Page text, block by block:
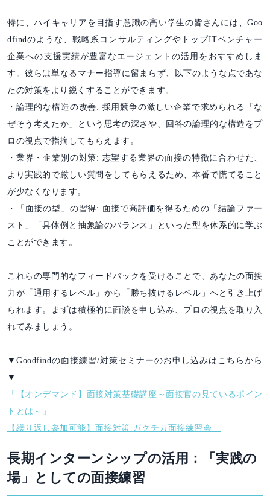
特に、ハイキャリアを目指す意識の高い学生の皆さんには、Goo
dfindのような、戦略系コンサルティングやトップITベンチャー
企業への支援実績が豊富なエージェントの活用をおすすめしま
す。彼らは単なるマナー指導に留まらず、以下のような点であな
たの対策をより鋭くすることができます。
・論理的な構造の改善: 採用競争の激しい企業で求められる「な
ぜそう考えたか」という思考の深さや、回答の論理的な構造をプ
ロの視点で指摘してもらえます。
・業界・企業別の対策: 志望する業界の面接の特徴に合わせた、
より実践的で厳しい質問をしてもらえるため、本番で慌てること
が少なくなります。
・「面接の型」の習得: 面接で高評価を得るための「結論ファー
スト」「具体例と抽象論のバランス」といった型を体系的に学ぶ
ことができます。
これらの専門的なフィードバックを受けることで、あなたの面接
力が「通用するレベル」から「勝ち抜けるレベル」へと引き上げ
られます。まずは積極的に面談を申し込み、プロの視点を取り入
れてみましょう。
▼Goodfindの面接練習/対策セミナーのお申し込みはこちらから
▼
「【オンデマンド】面接対策基礎講座～面接官の見ているポイン
トとは～」
【繰り返し参加可能】面接対策 ガクチカ面接練習会」
長期インターンシップの活用：「実践の
場」としての面接練習